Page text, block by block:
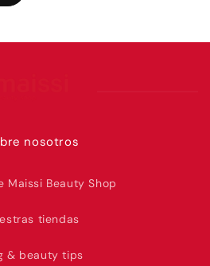
nosotros
Maissi Beauty Shop
tiendas
& beauty tips